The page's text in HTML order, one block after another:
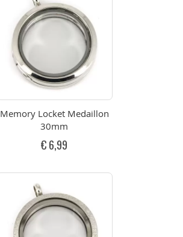
Memory Locket Medaillon
30mm
€ 6,99